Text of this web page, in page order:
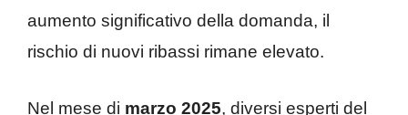
aumento significativo della domanda, il
rischio di nuovi ribassi rimane elevato.
Nel mese di marzo 2025, diversi esperti del